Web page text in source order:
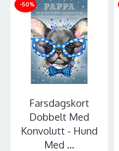
-50%
Farsdagskort
Dobbelt Med
Konvolutt - Hund
Med ...